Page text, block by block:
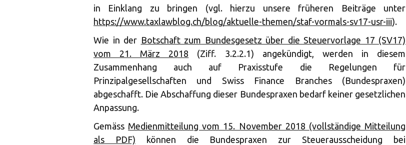
in Einklang zu bringen (vgl. hierzu unsere früheren Beiträge unter
https://www.taxlawblog.ch/blog/aktuelle-themen/staf-vormals-sv17-usr-iii).
Wie in der Botschaft zum Bundesgesetz über die Steuervorlage 17 (SV17)
vom 21. März 2018 (Ziff. 3.2.2.1) angekündigt, werden in diesem
Zusammenhang auch auf Praxisstufe die Regelungen für
Prinzipalgesellschaften und Swiss Finance Branches (Bundespraxen)
abgeschafft. Die Abschaffung dieser Bundespraxen bedarf keiner gesetzlichen
Anpassung.
Gemäss Medienmitteilung vom 15. November 2018 (vollständige Mitteilung
als PDF) können die Bundespraxen zur Steuerausscheidung bei